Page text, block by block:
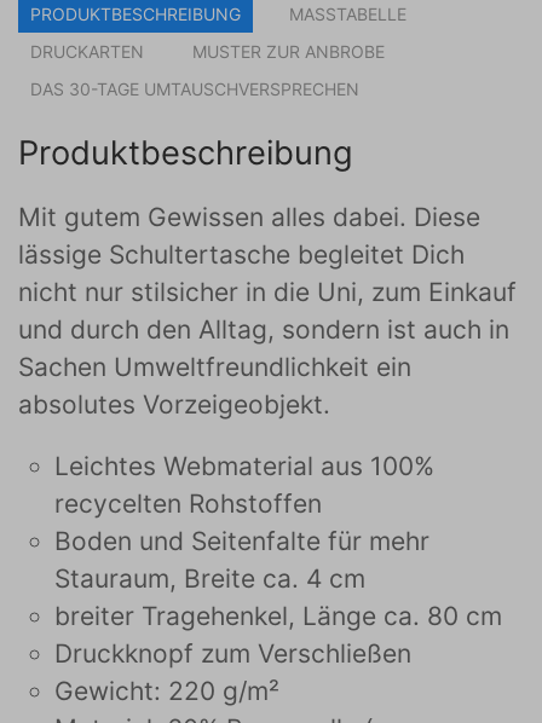
PRODUKTBESCHREIBUNG
MASSTABELLE
DRUCKARTEN
MUSTER ZUR ANBROBE
DAS 30-TAGE UMTAUSCHVERSPRECHEN
Produktbeschreibung
Mit gutem Gewissen alles dabei. Diese
lässige Schultertasche begleitet Dich
nicht nur stilsicher in die Uni, zum Einkauf
und durch den Alltag, sondern ist auch in
Sachen Umweltfreundlichkeit ein
absolutes Vorzeigeobjekt.
Leichtes Webmaterial aus 100%
recycelten Rohstoffen
Boden und Seitenfalte für mehr
Stauraum, Breite ca. 4 cm
breiter Tragehenkel, Länge ca. 80 cm
Druckknopf zum Verschließen
Gewicht: 220 g/m²